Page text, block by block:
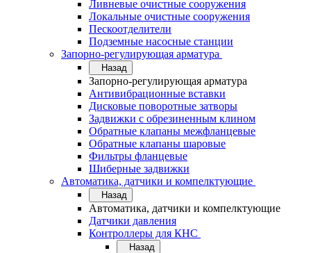
Ливневые очистные сооружения
Локальные очистные сооружения
Пескоотделители
Подземные насосные станции
Запорно-регулирующая арматура
Назад
Запорно-регулирующая арматура
Антивибрационные вставки
Дисковые поворотные затворы
Задвижки с обрезиненным клином
Обратные клапаны межфланцевые
Обратные клапаны шаровые
Фильтры фланцевые
Шиберные задвижки
Автоматика, датчики и компелктующие
Назад
Автоматика, датчики и компелктующие
Датчики давления
Контроллеры для КНС
Назад